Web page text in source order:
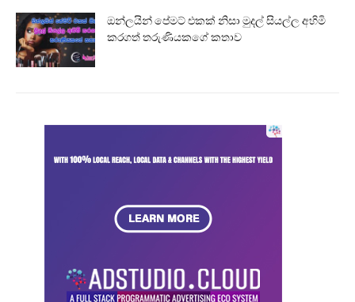
ඔන්ලයින් පේමට් එකක් නිසා මුදල් සියල්ල අහිමි
කරගත් තරුණියකගේ කතාව